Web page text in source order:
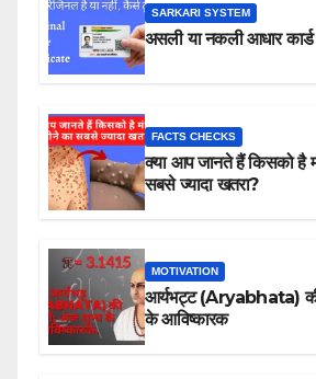
SARKARI SYSTEM
असली या नकली आधार
FACTS CHECKS
क्या आप जानते हैं किसको है
सबसे ज्यादा खतरा?
MOTIVATION
आर्यभट्ट (Aryabhata)
के आविष्कारक